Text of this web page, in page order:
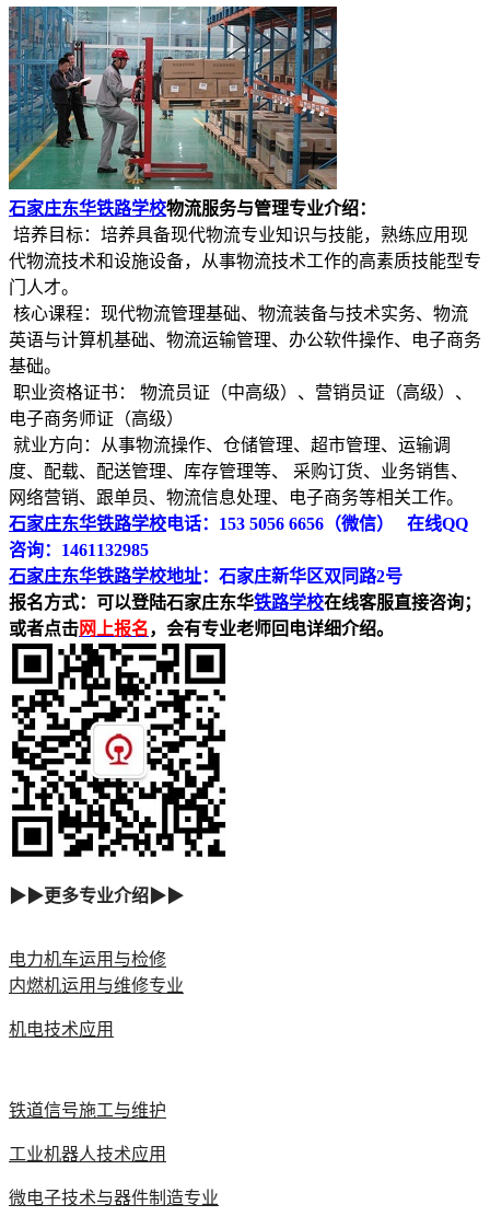
石家庄东华铁路学校物流服务与管理专业介绍：
培养目标：培养具备现代物流专业知识与技能，熟练应用现
代物流技术和设施设备，从事物流技术工作的高素质技能型专
门人才。
核心课程：现代物流管理基础、物流装备与技术实务、物流
英语与计算机基础、物流运输管理、办公软件操作、电子商务
基础。
职业资格证书： 物流员证（中高级）、营销员证（高级）、
电子商务师证（高级）
就业方向：从事物流操作、仓储管理、超市管理、运输调
度、配载、配送管理、库存管理等、 采购订货、业务销售、
网络营销、跟单员、物流信息处理、电子商务等相关工作。
石家庄东华铁路学校电话：153 5056 6656（微信） 在线QQ
咨询：1461132985
石家庄东华铁路学校地址：石家庄新华区双同路2号
报名方式：可以登陆石家庄东华铁路学校在线客服直接咨询；
或者点击网上报名，会有专业老师回电详细介绍。
▶▶更多专业介绍▶▶
电力机车运用与检修
内燃机运用与维修专业
机电技术应用
铁道信号施工与维护
工业机器人技术应用
微电子技术与器件制造专业